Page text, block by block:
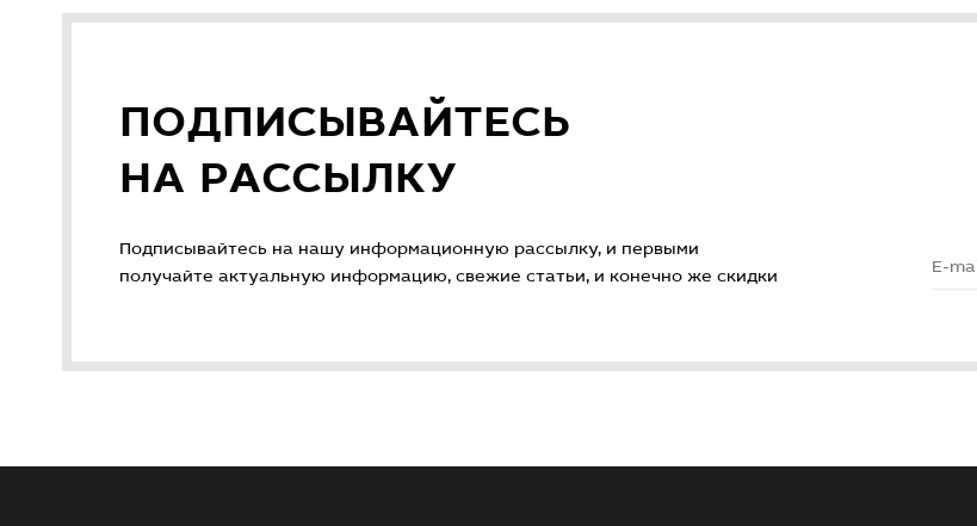
ПОДПИСЫВАЙТЕСЬ
НА РАССЫЛКУ
Подписывайтесь на нашу информационную рассылку, и первыми
получайте актуальную информацию, свежие статьи, и конечно же скидки